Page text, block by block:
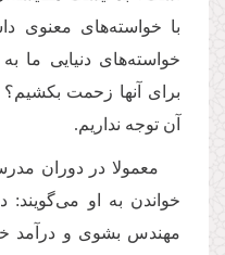
با خواسته‌های معنوی
خواسته‌های دنیایی ما
برای آنها زحمت بکشیم؟
آن توجه نداریم.
معمولا در دوران
خواندن به او می‌گویند:
مهندس بشوی و درآمد